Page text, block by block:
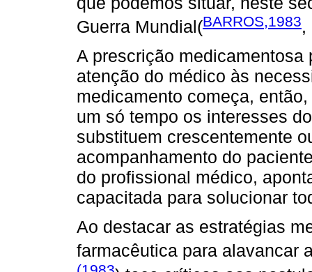
Guerra Mundial(BARROS,1983,
A prescrição
atenção do médico às
medicamento começa,
um só tempo os interesses
substituem crescentemente
acompanhamento do
do profissional médico,
capacitada para solucionar
Ao destacar as estratégias
farmacêutica para alavancar